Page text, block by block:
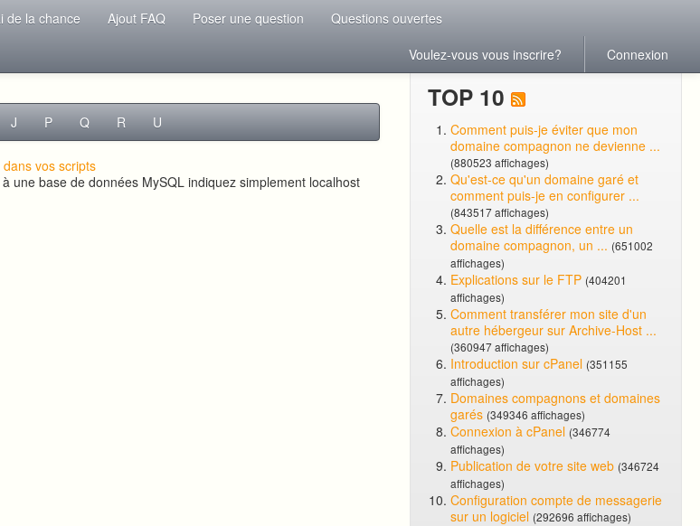
de la chance Ajout FAQ Poser une question
Questions ouvertes
Voulez-vous vous inscrire?
Connexion
J P Q R U
vos scripts
une base de données MySQL indiquez simplement localhost
TOP 10
Comment puis-je éviter que mon
domaine compagnon ne devienne ...
(880523 affichages)
Qu'est-ce qu'un domaine garé et
comment puis-je en configurer ...
(843517 affichages)
Quelle est la différence entre un
domaine compagnon, un ... (651002
affichages)
Explications sur le FTP (404201
affichages)
Comment transférer mon site d'un
autre hébergeur sur Archive-Host ...
(360947 affichages)
Introduction sur cPanel (351155
affichages)
Domaines compagnons et domaines
garés (349346 affichages)
Connexion à cPanel (346774
affichages)
Publication de votre site web (346724
affichages)
Configuration compte de messagerie
sur un logiciel (292696 affichages)